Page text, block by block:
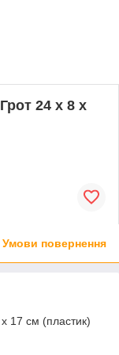
24 x 8 x
Умови повернення
17 см (пластик)